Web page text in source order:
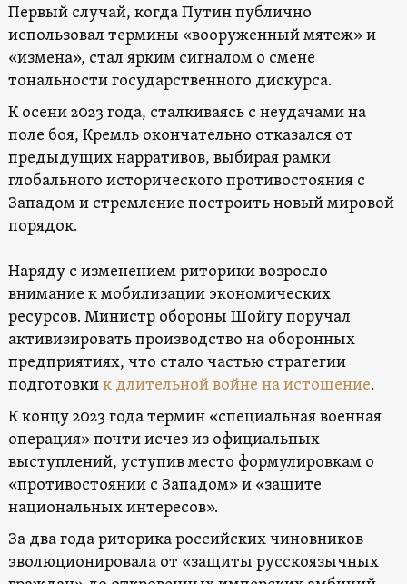
Первый случай, когда Путин публично
использовал термины «вооруженный мятеж» и
«измена», стал ярким сигналом о смене
тональности государственного дискурса.
К осени 2023 года, сталкиваясь с неудачами на
поле боя, Кремль окончательно отказался от
предыдущих нарративов, выбирая рамки
глобального исторического противостояния с
Западом и стремление построить новый мировой
порядок.
Наряду с изменением риторики возросло
внимание к мобилизации экономических
ресурсов. Министр обороны Шойгу поручал
активизировать производство на оборонных
предприятиях, что стало частью стратегии
подготовкик длительной войне на истощение.
К концу 2023 года термин «специальная военная
операция» почти исчез из официальных
выступлений, уступив место формулировкам о
«противостоянии с Западом» и «защите
национальных интересов».
За два года риторика российских чиновников
эволюционировала от «защиты русскоязычных